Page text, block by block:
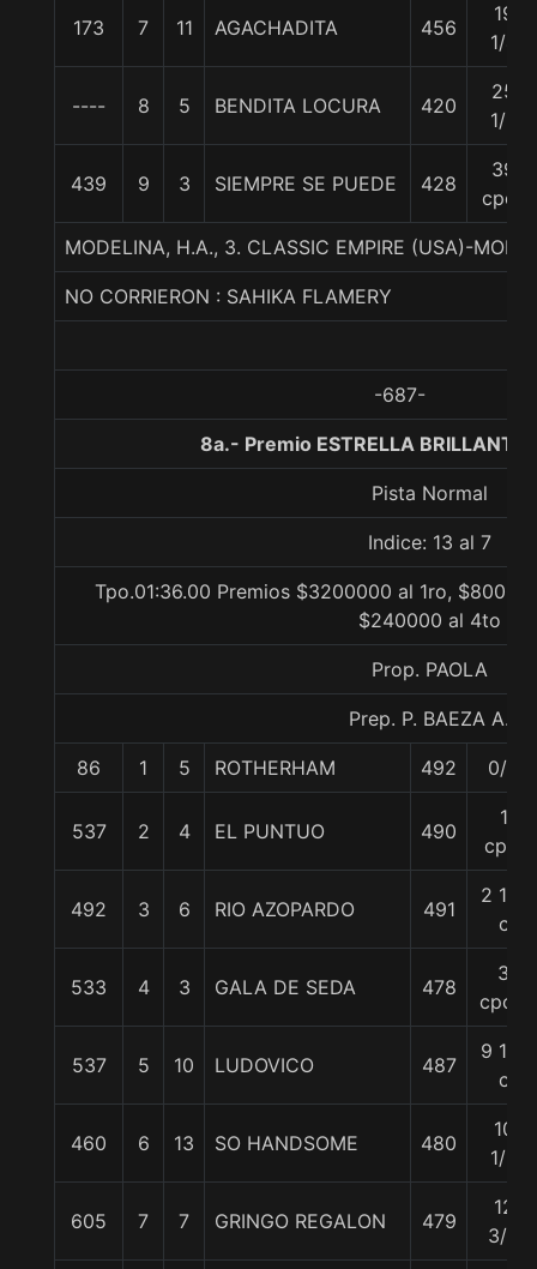
173 7 11 AGACHADITA 456
19
1/4
---- 8 5 BENDITA LOCURA 420
25
1/2
439 9 3 SIEMPRE SE PUEDE 428
39
cpos
MODELINA, H.A., 3. CLASSIC EMPIRE (USA)-
NO CORRIERON : SAHIKA FLAMERY
-687-
8a.- Premio ESTRELLA
Pista Normal
Indice: 13 al 7
Tpo.01:36.00 Premios $3200000 al 1ro,
$240000 al 4to
Prop. PAOLA
Prep. P. BAEZA A.
86 1 5 ROTHERHAM 492 0/0
537 2 4 EL PUNTUO 490
1
cpo.
492 3 6 RIO AZOPARDO 491
2 1/2
c
533 4 3 GALA DE SEDA 478
3
cpos.
537 5 10 LUDOVICO 487
9 1/4
c
460 6 13 SO HANDSOME 480
10
1/2
605 7 7 GRINGO REGALON 479
12
3/4